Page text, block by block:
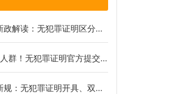
犯罪证明区分标准、认证流程全解析
！无犯罪证明官方提交细则
罪证明开具、双认证全流程指南